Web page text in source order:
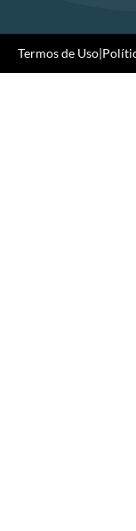
Termos de Uso|